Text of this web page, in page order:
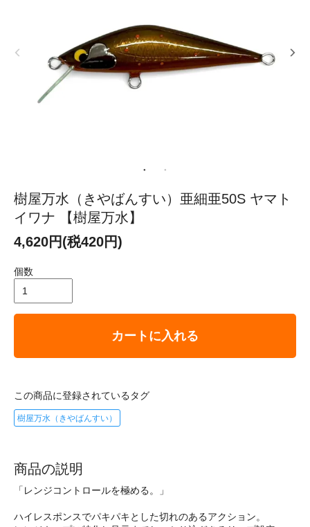
樹屋万水（きやばんすい）亜細亜50S ヤマト
イワナ 【樹屋万水】
4,620円(税420円)
個数
カートに入れる
この商品に登録されているタグ
樹屋万水（きやばんすい）
商品の説明
「レンジコントロールを極める。」
ハイレスポンスでパキパキとした切れのあるアクション。